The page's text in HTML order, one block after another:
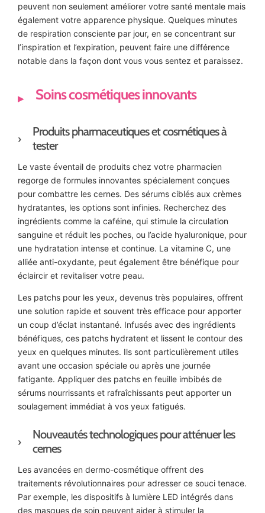
peuvent non seulement améliorer votre santé mentale mais
également votre apparence physique. Quelques minutes
de respiration consciente par jour, en se concentrant sur
l’inspiration et l’expiration, peuvent faire une différence
notable dans la façon dont vous vous sentez et paraissez.
Soins cosmétiques innovants
Produits pharmaceutiques et cosmétiques à
tester
Le vaste éventail de produits chez votre pharmacien
regorge de formules innovantes spécialement conçues
pour combattre les cernes. Des sérums ciblés aux crèmes
hydratantes, les options sont infinies. Recherchez des
ingrédients comme la caféine, qui stimule la circulation
sanguine et réduit les poches, ou l’acide hyaluronique, pour
une hydratation intense et continue. La vitamine C, une
alliée anti-oxydante, peut également être bénéfique pour
éclaircir et revitaliser votre peau.
Les patchs pour les yeux, devenus très populaires, offrent
une solution rapide et souvent très efficace pour apporter
un coup d’éclat instantané. Infusés avec des ingrédients
bénéfiques, ces patchs hydratent et lissent le contour des
yeux en quelques minutes. Ils sont particulièrement utiles
avant une occasion spéciale ou après une journée
fatigante. Appliquer des patchs en feuille imbibés de
sérums nourrissants et rafraîchissants peut apporter un
soulagement immédiat à vos yeux fatigués.
Nouveautés technologiques pour atténuer les
cernes
Les avancées en dermo-cosmétique offrent des
traitements révolutionnaires pour adresser ce souci tenace.
Par exemple, les dispositifs à lumière LED intégrés dans
des masques de soin peuvent aider à stimuler la